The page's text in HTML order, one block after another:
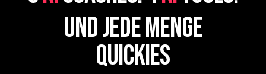
UND JEDE MENGE
QUICKIES